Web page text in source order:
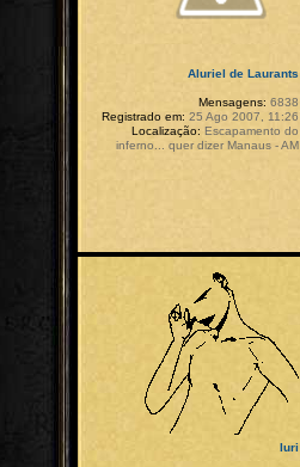
Aluriel de Laurants
Mensagens: 6838
Registrado em: 25 Ago 2007, 11:26
Localização: Escapamento do
inferno... quer dizer Manaus - AM
Iuri